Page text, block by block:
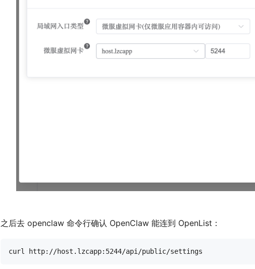
之后去 openclaw 命令行确认 OpenClaw 能连到 OpenList：